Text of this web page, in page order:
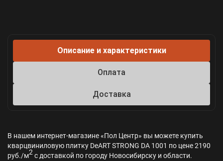
Описание и характеристики
Оплата
Доставка
В нашем интернет-магазине «Пол Центр» вы можете купить
кварцвиниловую плитку DeART STRONG DA 1001 по цене 2190
руб./м2с доставкой по городу Новосибирску и области.